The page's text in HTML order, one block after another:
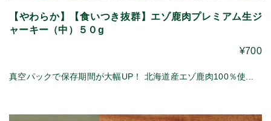
【やわらか】【食いつき抜群】エゾ鹿肉プレミアム生ジ
ャーキー（中）５０g
¥700
真空パックで保存期間が大幅UP！ 北海道産エゾ鹿肉100％使...